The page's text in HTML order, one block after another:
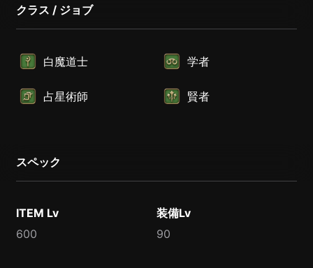
クラス / ジョブ
白魔道士 学者
占星術師 賢者
スペック
ITEM Lv
600
装備Lv
90